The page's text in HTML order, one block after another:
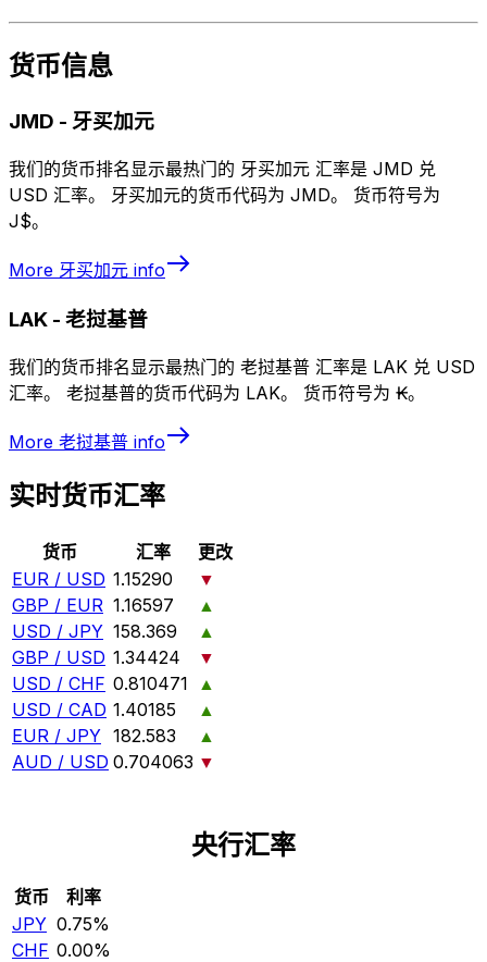
货币信息
JMD - 牙买加元
我们的货币排名显示最热门的 牙买加元 汇率是 JMD 兑
USD 汇率。 牙买加元的货币代码为 JMD。 货币符号为
J$。
More 牙买加元 info
LAK - 老挝基普
我们的货币排名显示最热门的 老挝基普 汇率是 LAK 兑 USD
汇率。 老挝基普的货币代码为 LAK。 货币符号为 ₭。
More 老挝基普 info
实时货币汇率
货币 汇率
更改
EUR / USD 1.15290
▼
GBP / EUR 1.16597
▲
USD / JPY 158.369
▲
GBP / USD 1.34424
▼
USD / CHF 0.810471
▲
USD / CAD 1.40185
▲
EUR / JPY 182.583
▲
AUD / USD 0.704063 ▼
央行汇率
货币
利率
JPY 0.75%
CHF 0.00%